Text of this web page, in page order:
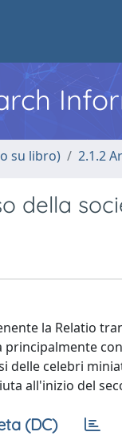
su libro) 2.1.2
della
la Relatio
delle celebri
all'inizio del
(DC)